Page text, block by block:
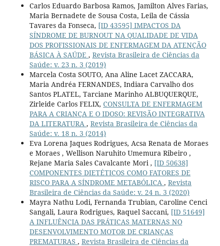
Carlos Eduardo Barbosa Ramos, Jamilton Alves Farias,
Maria Bernadete de Sousa Costa, Leila de Cássia
Tavares da Fonseca, [ID 43595] IMPACTOS DA
SÍNDROME DE BURNOUT NA QUALIDADE DE VIDA
DOS PROFISSIONAIS DE ENFERMAGEM DA ATENÇÃO
BÁSICA À SAÚDE , Revista Brasileira de Ciências da
Saúde: v. 23 n. 3 (2019)
Marcela Costa SOUTO, Ana Aline Lacet ZACCARA,
Maria Andréa FERNANDES, Indiara Carvalho dos
Santos PLATEL, Tarciane Marinho ALBUQUERQUE,
Zirleide Carlos FELIX, CONSULTA DE ENFERMAGEM
PARA A CRIANÇA E O IDOSO: REVISÃO INTEGRATIVA
DA LITERATURA , Revista Brasileira de Ciências da
Saúde: v. 18 n. 3 (2014)
Eva Lorena Jaques Rodrigues, Acsa Renata de Moraes
e Moraes , Wellison Naruhito Umemura Ribeiro ,
Rejane Maria Sales Cavalcante Mori , [ID 50638]
COMPONENTES DIETÉTICOS COMO FATORES DE
RISCO PARA A SÍNDROME METABÓLICA , Revista
Brasileira de Ciências da Saúde: v. 24 n. 3 (2020)
Mayra Nathu Lodi, Fernanda Trubian, Caroline Cenci
Sangali, Laura Rodrigues, Raquel Saccani, [ID 51649]
A INFLUÊNCIA DAS PRÁTICAS MATERNAS NO
DESENVOLVIMENTO MOTOR DE CRIANÇAS
PREMATURAS , Revista Brasileira de Ciências da